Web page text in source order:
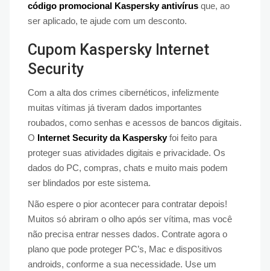
código promocional Kaspersky antivírus que, ao
ser aplicado, te ajude com um desconto.
Cupom Kaspersky Internet
Security
Com a alta dos crimes cibernéticos, infelizmente
muitas vítimas já tiveram dados importantes
roubados, como senhas e acessos de bancos digitais.
O Internet Security da Kasperskyfoi feito para
proteger suas atividades digitais e privacidade. Os
dados do PC, compras, chats e muito mais podem
ser blindados por este sistema.
Não espere o pior acontecer para contratar depois!
Muitos só abriram o olho após ser vítima, mas você
não precisa entrar nesses dados. Contrate agora o
plano que pode proteger PC’s, Mac e dispositivos
androids, conforme a sua necessidade. Use um